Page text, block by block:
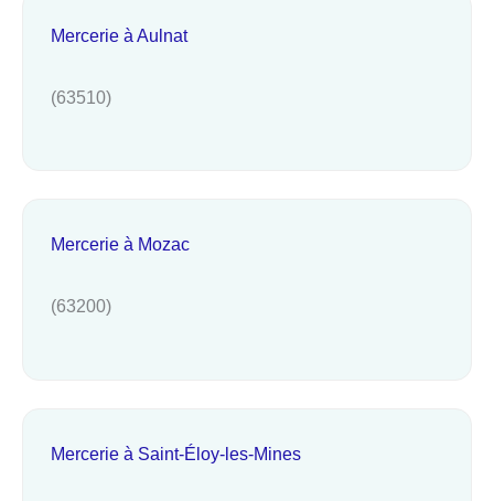
Mercerie à Aulnat
(63510)
Mercerie à Mozac
(63200)
Mercerie à Saint-Éloy-les-Mines